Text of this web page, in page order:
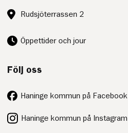
Besöksadress:
Rudsjöterrassen 2
Öppettider och jour
Följ oss
Haninge kommun på Facebook
Haninge kommun på Instagram